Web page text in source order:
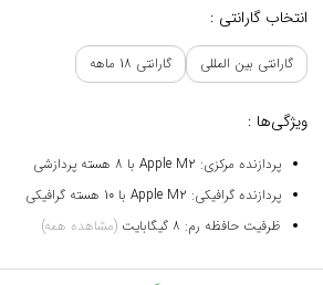
انتخاب گارانتی :
گارانتی بین المللی گارانتی 18 ماهه
ویژگی‌ها :
پردازنده مرکزی: Apple M2 با 8 هسته پردازشی
پردازنده گرافیکی: Apple M2 با 10 هسته گرافیکی
ظرفیت حافظه رم: 8 گیگابایت
(مشاهده همه)